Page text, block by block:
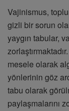
Vajinismus,
gizli bir sorun
yaygın tabular,
mesele olarak
yönlerinin göz
tabu olarak
paylaşmalarını